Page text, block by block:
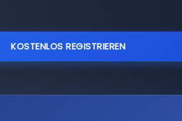
KOSTENLOS REGISTRIEREN